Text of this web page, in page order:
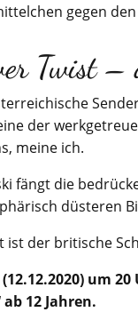
gegen
Twist –
der
meine ich.
fängt die
düsteren
ist der britische
um
ab 12 Jahren.